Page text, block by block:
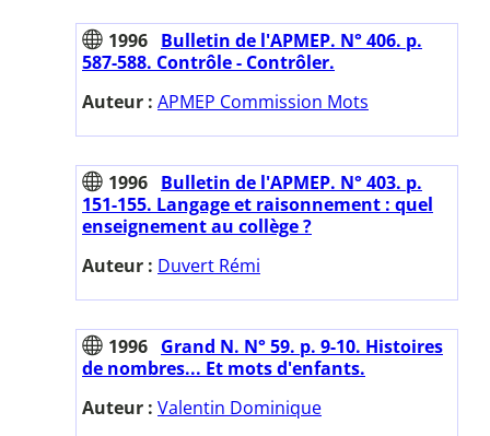
1996 Bulletin de l'APMEP. N° 406. p.
587-588. Contrôle - Contrôler.
Auteur : APMEP Commission Mots
1996 Bulletin de l'APMEP. N° 403. p.
151-155. Langage et raisonnement : quel
enseignement au collège ?
Auteur : Duvert Rémi
1996 Grand N. N° 59. p. 9-10. Histoires
de nombres... Et mots d'enfants.
Auteur : Valentin Dominique